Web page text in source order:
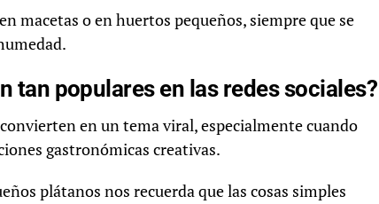
macetas o en huertos pequeños, siempre que se
tan populares en las redes sociales?
en un tema viral, especialmente cuando
gastronómicas creativas.
plátanos nos recuerda que las cosas simples